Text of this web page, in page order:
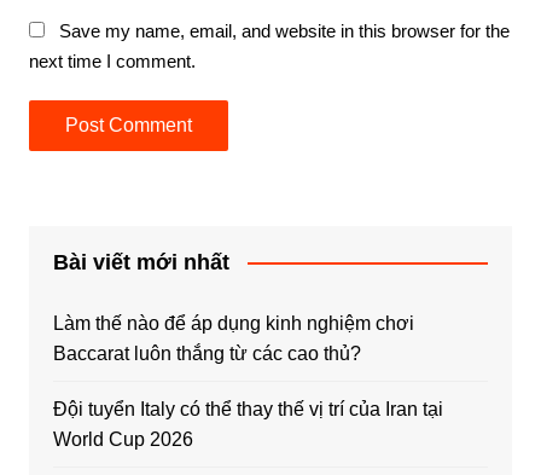
Save my name, email, and website in this browser for the
next time I comment.
Bài viết mới nhất
Làm thế nào để áp dụng kinh nghiệm chơi
Baccarat luôn thắng từ các cao thủ?
Đội tuyển Italy có thể thay thế vị trí của Iran tại
World Cup 2026